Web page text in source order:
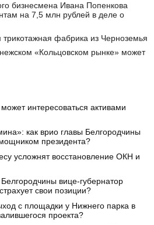
бизнесмена Ивана Попенкова
на 7,5 млн рублей в деле о
фабрика из Черноземья
«Кольцовском рынке» может
интересоваться активами
как врио главы Белгородчины
президента?
усложнят восстановление ОКН и
вице-губернатор
свои позиции?
с площадки у Нижнего парка в
проекта?